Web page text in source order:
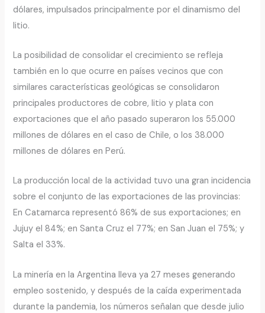
dólares, impulsados principalmente por el dinamismo del
litio.
La posibilidad de consolidar el crecimiento se refleja
también en lo que ocurre en países vecinos que con
similares características geológicas se consolidaron
principales productores de cobre, litio y plata con
exportaciones que el año pasado superaron los 55.000
millones de dólares en el caso de Chile, o los 38.000
millones de dólares en Perú.
La producción local de la actividad tuvo una gran incidencia
sobre el conjunto de las exportaciones de las provincias:
En Catamarca representó 86% de sus exportaciones; en
Jujuy el 84%; en Santa Cruz el 77%; en San Juan el 75%; y
Salta el 33%.
La minería en la Argentina lleva ya 27 meses generando
empleo sostenido, y después de la caída experimentada
durante la pandemia, los números señalan que desde julio